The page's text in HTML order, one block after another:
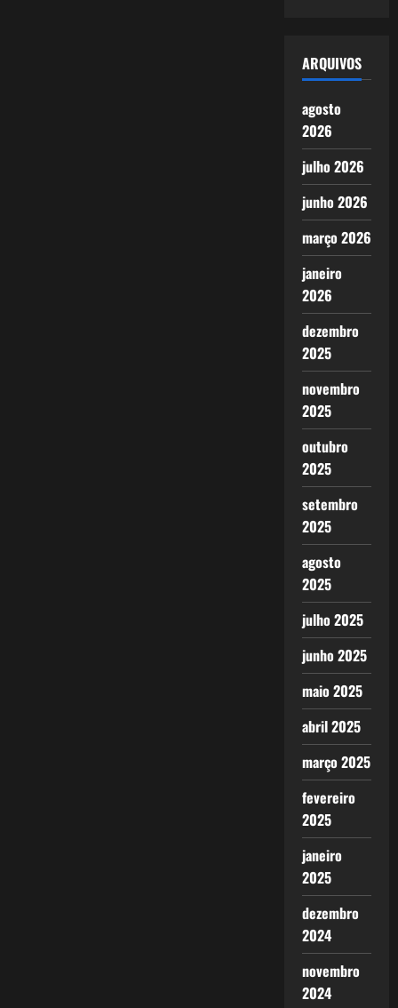
ARQUIVOS
agosto
2026
julho 2026
junho 2026
março 2026
janeiro
2026
dezembro
2025
novembro
2025
outubro
2025
setembro
2025
agosto
2025
julho 2025
junho 2025
maio 2025
abril 2025
março 2025
fevereiro
2025
janeiro
2025
dezembro
2024
novembro
2024